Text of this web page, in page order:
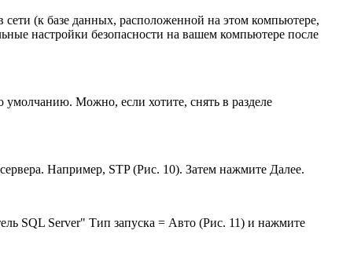
(к базе данных, расположенной на этом компьютере,
настройки безопасности на вашем компьютере после
Можно, если хотите, снять в разделе
Например, STP (Рис. 10). Затем нажмите Далее.
SQL Server" Тип запуска = Авто (Рис. 11) и нажмите